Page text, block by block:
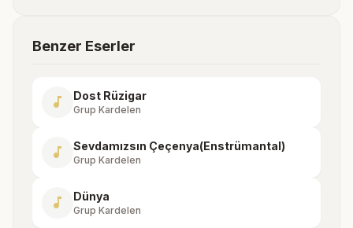
Benzer Eserler
music_note Dost Rüzigar
Grup Kardelen
music_note Sevdamızsın Çeçenya(Enstrümantal)
Grup Kardelen
music_note Dünya
Grup Kardelen